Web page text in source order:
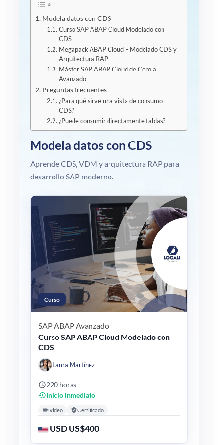
Modela datos con CDS
Curso SAP ABAP Cloud Modelado con
CDS
Megapack ABAP Cloud – Modelado CDS y
Arquitectura RAP
Máster SAP ABAP Cloud de Cero a
Avanzado
Preguntas frecuentes
¿Para qué sirve una vista de consumo
CDS?
¿Puede consumir directamente tablas?
Modela datos con CDS
Aprende CDS, VDM y arquitectura RAP para
desarrollo SAP moderno.
Curso
SAP ABAPAvanzado
Curso SAP ABAP Cloud Modelado con
CDS
Laura Martínez
220 horas
Inicio inmediato
Video Certificado
USD US$400